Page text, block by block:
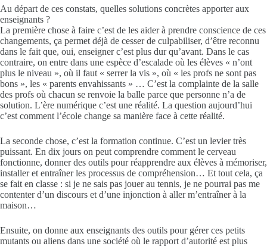
Au départ de ces constats, quelles solutions concrètes apporter aux
enseignants ?
La première chose à faire c’est de les aider à prendre conscience de ces
changements, ça permet déjà de cesser de culpabiliser, d’être reconnu
dans le fait que, oui, enseigner c’est plus dur qu’avant. Dans le cas
contraire, on entre dans une espèce d’escalade où les élèves « n’ont
plus le niveau », où il faut « serrer la vis », où « les profs ne sont pas
bons », les « parents envahissants » … C’est la complainte de la salle
des profs où chacun se renvoie la balle parce que personne n’a de
solution. L’ère numérique c’est une réalité. La question aujourd’hui
c’est comment l’école change sa manière face à cette réalité.
La seconde chose, c’est la formation continue. C’est un levier très
puissant. En dix jours on peut comprendre comment le cerveau
fonctionne, donner des outils pour réapprendre aux élèves à mémoriser,
installer et entraîner les processus de compréhension… Et tout cela, ça
se fait en classe : si je ne sais pas jouer au tennis, je ne pourrai pas me
contenter d’un discours et d’une injonction à aller m’entraîner à la
maison…
Ensuite, on donne aux enseignants des outils pour gérer ces petits
mutants ou aliens dans une société où le rapport d’autorité est plus